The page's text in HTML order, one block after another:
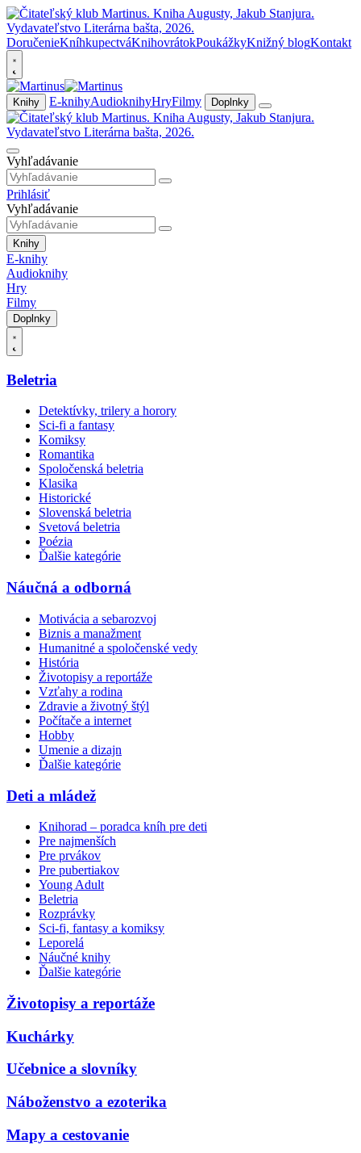
DoručenieKníhkupectváKnihovrátokPoukážkyKnižný blogKontakt
Knihy E-knihyAudioknihyHryFilmy Doplnky
Vyhľadávanie
Prihlásiť
Vyhľadávanie
Knihy
E-knihy
Audioknihy
Hry
Filmy
Doplnky
Beletria
Detektívky, trilery a horory
Sci-fi a fantasy
Komiksy
Romantika
Spoločenská beletria
Klasika
Historické
Slovenská beletria
Svetová beletria
Poézia
Ďalšie kategórie
Náučná a odborná
Motivácia a sebarozvoj
Biznis a manažment
Humanitné a spoločenské vedy
História
Životopisy a reportáže
Vzťahy a rodina
Zdravie a životný štýl
Počítače a internet
Hobby
Umenie a dizajn
Ďalšie kategórie
Deti a mládež
Knihorad – poradca kníh pre deti
Pre najmenších
Pre prvákov
Pre pubertiakov
Young Adult
Beletria
Rozprávky
Sci-fi, fantasy a komiksy
Leporelá
Náučné knihy
Ďalšie kategórie
Životopisy a reportáže
Kuchárky
Učebnice a slovníky
Náboženstvo a ezoterika
Mapy a cestovanie